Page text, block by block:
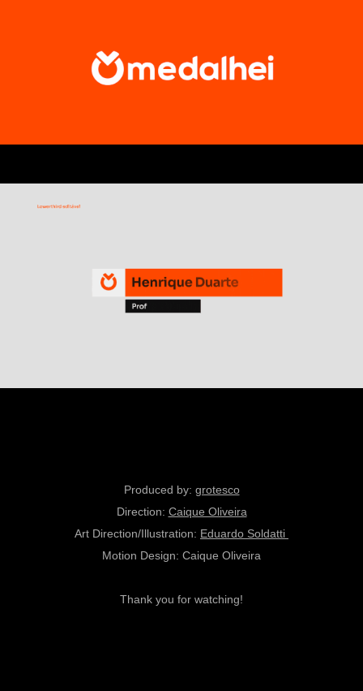
Produced by: grotesco
Direction: Caique Oliveira
Art Direction/Illustration: Eduardo Soldatti
Motion Design: Caique Oliveira
Thank you for watching!